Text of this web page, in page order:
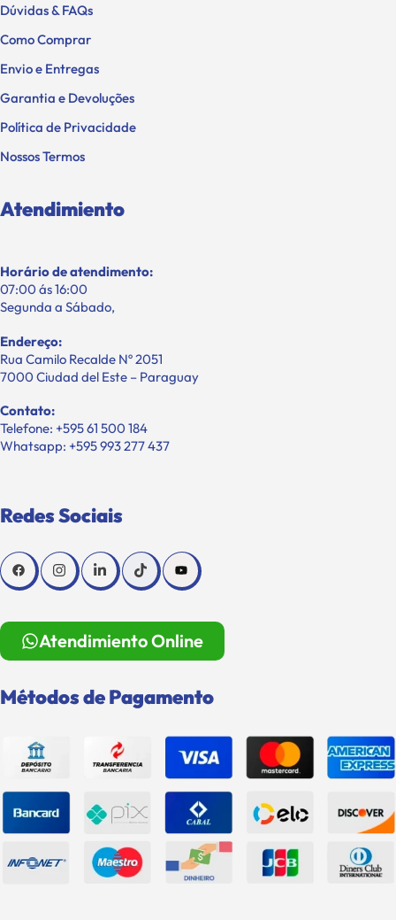
Dúvidas & FAQs
Como Comprar
Envio e Entregas
Garantia e Devoluções
Política de Privacidade
Nossos Termos
Atendimiento
Horário de atendimento:
07:00 ás 16:00
Segunda a Sábado,
Endereço:
Rua Camilo Recalde Nº 2051
7000 Ciudad del Este – Paraguay
Contato:
Telefone: +595 61 500 184
Whatsapp: +595 993 277 437
Redes Sociais
Atendimiento Online
Métodos de Pagamento